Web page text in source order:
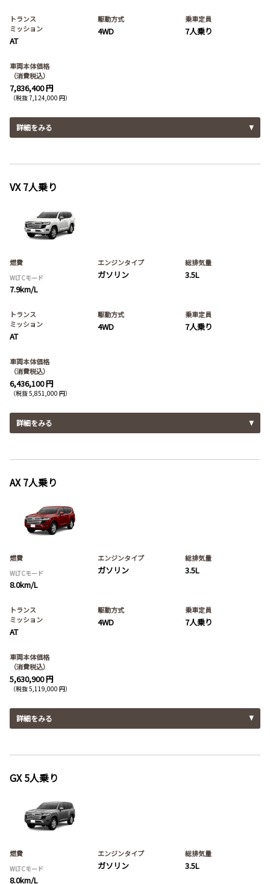
トランス
ミッション
AT
駆動方式
4WD
乗車定員
7人乗り
車両本体価格
（消費税込）
7,836,400 円
（税抜 7,124,000 円）
詳細をみる
VX 7人乗り
燃費
WLTCモード
7.9km/L
エンジンタイプ
ガソリン
総排気量
3.5L
トランス
ミッション
AT
駆動方式
4WD
乗車定員
7人乗り
車両本体価格
（消費税込）
6,436,100 円
（税抜 5,851,000 円）
詳細をみる
AX 7人乗り
燃費
WLTCモード
8.0km/L
エンジンタイプ
ガソリン
総排気量
3.5L
トランス
ミッション
AT
駆動方式
4WD
乗車定員
7人乗り
車両本体価格
（消費税込）
5,630,900 円
（税抜 5,119,000 円）
詳細をみる
GX 5人乗り
燃費
WLTCモード
8.0km/L
エンジンタイプ
ガソリン
総排気量
3.5L